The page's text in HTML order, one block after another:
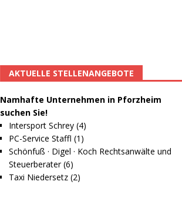
AKTUELLE STELLENANGEBOTE
Namhafte Unternehmen in Pforzheim
suchen Sie!
Intersport Schrey (4)
PC-Service Staffl (1)
Schönfuß · Digel · Koch Rechtsanwälte und
Steuerberater (6)
Taxi Niedersetz (2)